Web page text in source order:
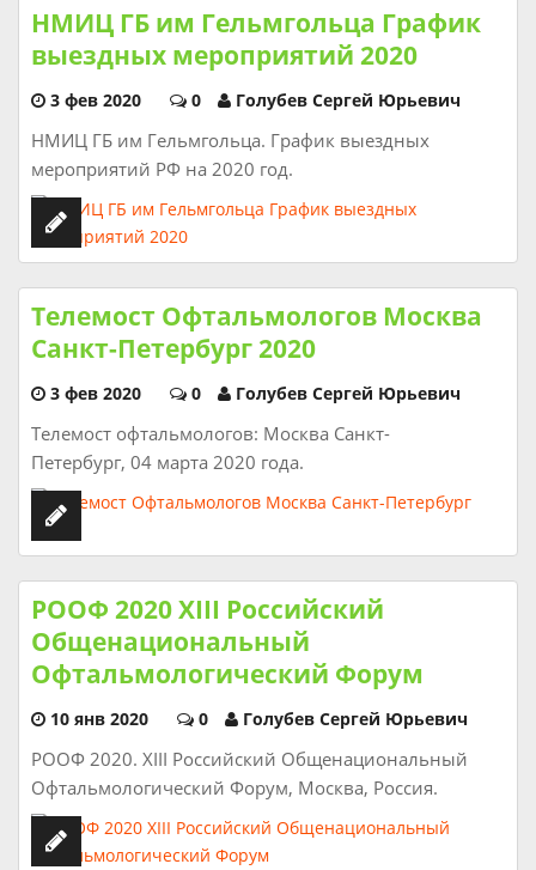
НМИЦ ГБ им Гельмгольца График
выездных мероприятий 2020
3 фев 2020 0 Голубев Сергей Юрьевич
НМИЦ ГБ им Гельмгольца. График выездных
мероприятий РФ на 2020 год.
Телемост Офтальмологов Москва
Санкт-Петербург 2020
3 фев 2020 0 Голубев Сергей Юрьевич
Телемост офтальмологов: Москва Санкт-
Петербург, 04 марта 2020 года.
РООФ 2020 XIII Российский
Общенациональный
Офтальмологический Форум
10 янв 2020 0 Голубев Сергей Юрьевич
РООФ 2020. XIII Российский Общенациональный
Офтальмологический Форум, Москва, Россия.